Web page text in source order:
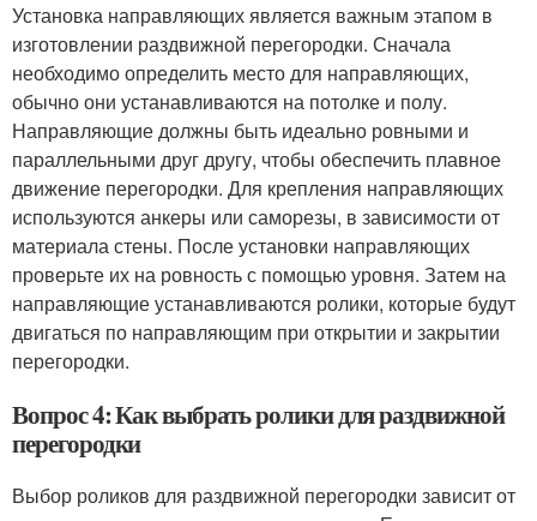
Установка направляющих является важным этапом в
изготовлении раздвижной перегородки. Сначала
необходимо определить место для направляющих,
обычно они устанавливаются на потолке и полу.
Направляющие должны быть идеально ровными и
параллельными друг другу, чтобы обеспечить плавное
движение перегородки. Для крепления направляющих
используются анкеры или саморезы, в зависимости от
материала стены. После установки направляющих
проверьте их на ровность с помощью уровня. Затем на
направляющие устанавливаются ролики, которые будут
двигаться по направляющим при открытии и закрытии
перегородки.
Вопрос 4: Как выбрать ролики для раздвижной
перегородки
Выбор роликов для раздвижной перегородки зависит от